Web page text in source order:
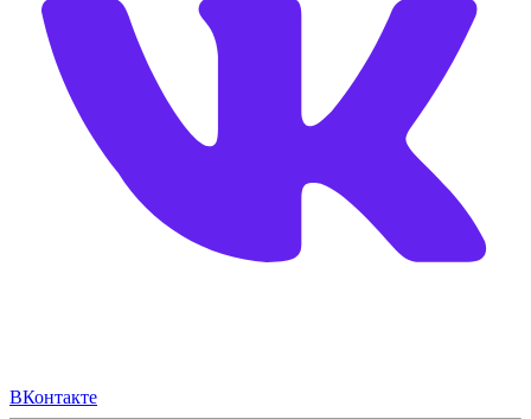
ВКонтакте